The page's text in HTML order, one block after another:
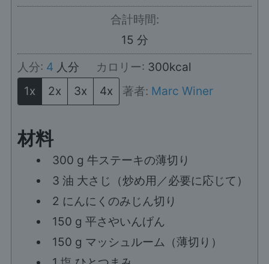
合計時間:
15 分
分
人分: 4 人分 カロリー: 300kcal
1x
2x 3x 4x 著者: Marc Winer
材料
300 g 牛ステーキの薄切り
3 油 大さじ（炒め用／必要に応じて）
2 にんにくのみじん切り
150 g 平さやいんげん
150 g マッシュルーム（薄切り）